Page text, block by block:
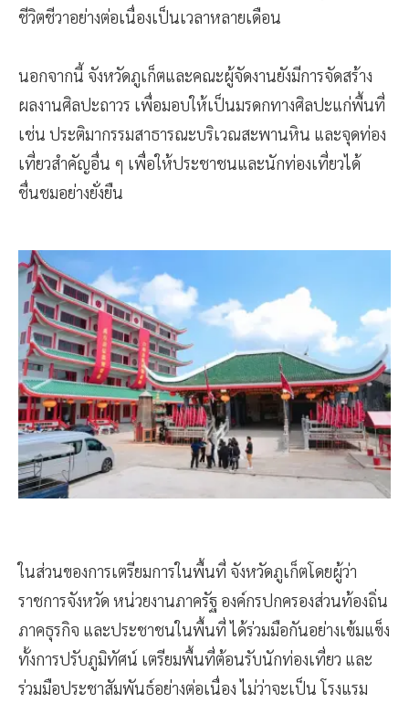
ชีวิตชีวาอย่างต่อเนื่องเป็นเวลาหลายเดือน
นอกจากนี้ จังหวัดภูเก็ตและคณะผู้จัดงานยังมีการจัดสร้าง
ผลงานศิลปะถาวร เพื่อมอบให้เป็นมรดกทางศิลปะแก่พื้นที่
เช่น ประติมากรรมสาธารณะบริเวณสะพานหิน และจุดท่อง
เที่ยวสำคัญอื่น ๆ เพื่อให้ประชาชนและนักท่องเที่ยวได้
ชื่นชมอย่างยั่งยืน
ในส่วนของการเตรียมการในพื้นที่ จังหวัดภูเก็ตโดยผู้ว่า
ราชการจังหวัด หน่วยงานภาครัฐ องค์กรปกครองส่วนท้องถิ่น
ภาคธุรกิจ และประชาชนในพื้นที่ ได้ร่วมมือกันอย่างเข้มแข็ง
ทั้งการปรับภูมิทัศน์ เตรียมพื้นที่ต้อนรับนักท่องเที่ยว และ
ร่วมมือประชาสัมพันธ์อย่างต่อเนื่อง ไม่ว่าจะเป็น โรงแรม